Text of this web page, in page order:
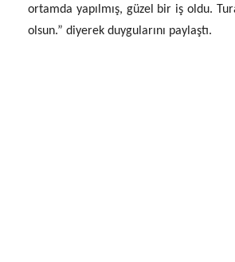
ortamda yapılmış, güzel bir iş oldu.
olsun.” diyerek duygularını paylaştı.